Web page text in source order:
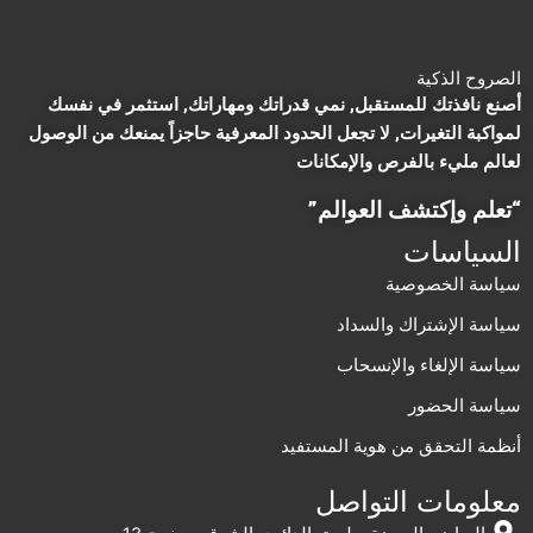
الصروح الذكية
أصنع نافذتك للمستقبل, نمي قدراتك ومهاراتك, استثمر في نفسك
لمواكبة التغيرات, لا تجعل الحدود المعرفية حاجزاً يمنعك من الوصول
لعالم مليء بالفرص والإمكانات
“تعلم وإكتشف العوالم”
السياسات
سياسة الخصوصية
سياسة الإشتراك والسداد
سياسة الإلغاء والإنسحاب
سياسة الحضور
أنظمة التحقق من هوية المستفيد
معلومات التواصل